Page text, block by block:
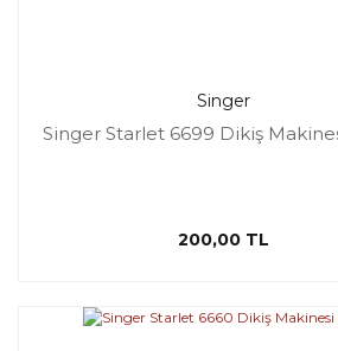
Singer
Singer Starlet 6699 Dikiş
200,00 TL